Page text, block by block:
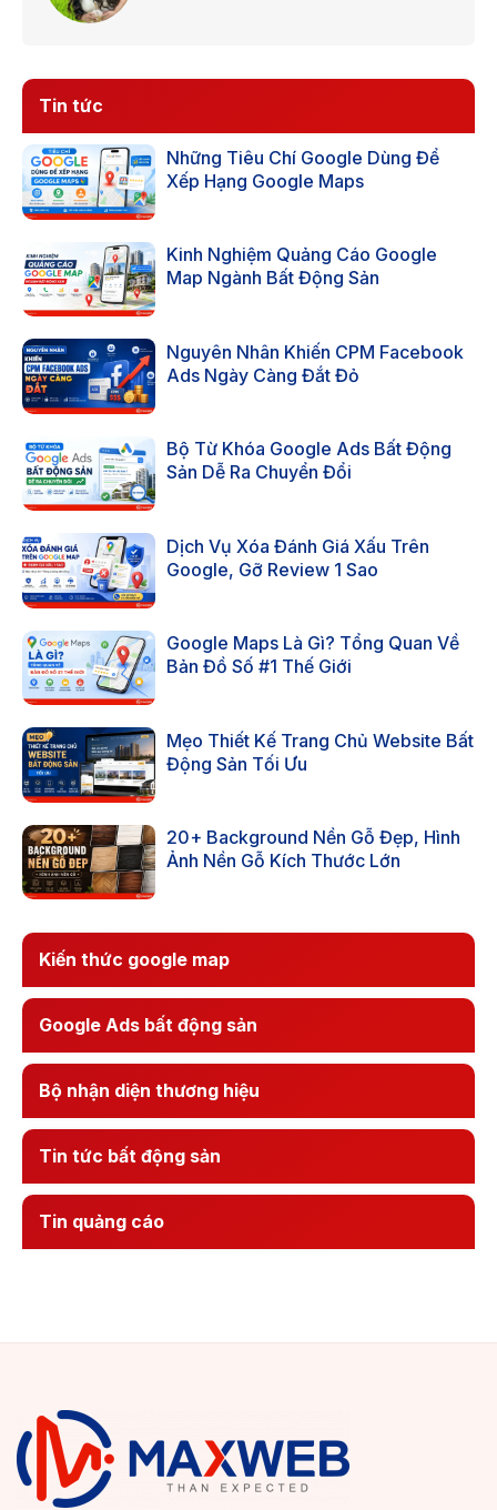
Tin tức
Những Tiêu Chí Google Dùng Để
Xếp Hạng Google Maps
Kinh Nghiệm Quảng Cáo Google
Map Ngành Bất Động Sản
Nguyên Nhân Khiến CPM Facebook
Ads Ngày Càng Đắt Đỏ
Bộ Từ Khóa Google Ads Bất Động
Sản Dễ Ra Chuyển Đổi
Dịch Vụ Xóa Đánh Giá Xấu Trên
Google, Gỡ Review 1 Sao
Google Maps Là Gì? Tổng Quan Về
Bản Đồ Số #1 Thế Giới
Mẹo Thiết Kế Trang Chủ Website Bất
Động Sản Tối Ưu
20+ Background Nền Gỗ Đẹp, Hình
Ảnh Nền Gỗ Kích Thước Lớn
Kiến thức google map
Google Ads bất động sản
Bộ nhận diện thương hiệu
Tin tức bất động sản
Tin quảng cáo